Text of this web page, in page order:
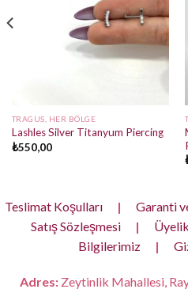
TRAGUS, HER BÖLGE
Lashles Silver Titanyum Piercing
₺550,00
Teslimat Koşulları | Garanti
Satış Sözleşmesi
|
Bilgilerimiz
|
Adres:Zeytinlik Mahallesi,